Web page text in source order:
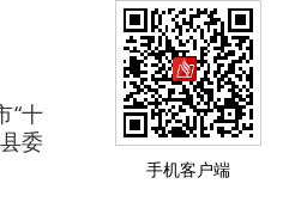
“十
委
手机客户端